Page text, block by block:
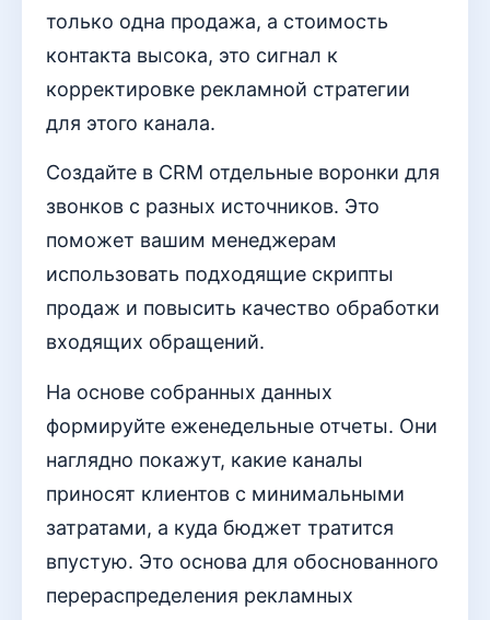
только одна продажа, а стоимость
контакта высока, это сигнал к
корректировке рекламной стратегии
для этого канала.
Создайте в CRM отдельные воронки для
звонков с разных источников. Это
поможет вашим менеджерам
использовать подходящие скрипты
продаж и повысить качество обработки
входящих обращений.
На основе собранных данных
формируйте еженедельные отчеты. Они
наглядно покажут, какие каналы
приносят клиентов с минимальными
затратами, а куда бюджет тратится
впустую. Это основа для обоснованного
перераспределения рекламных